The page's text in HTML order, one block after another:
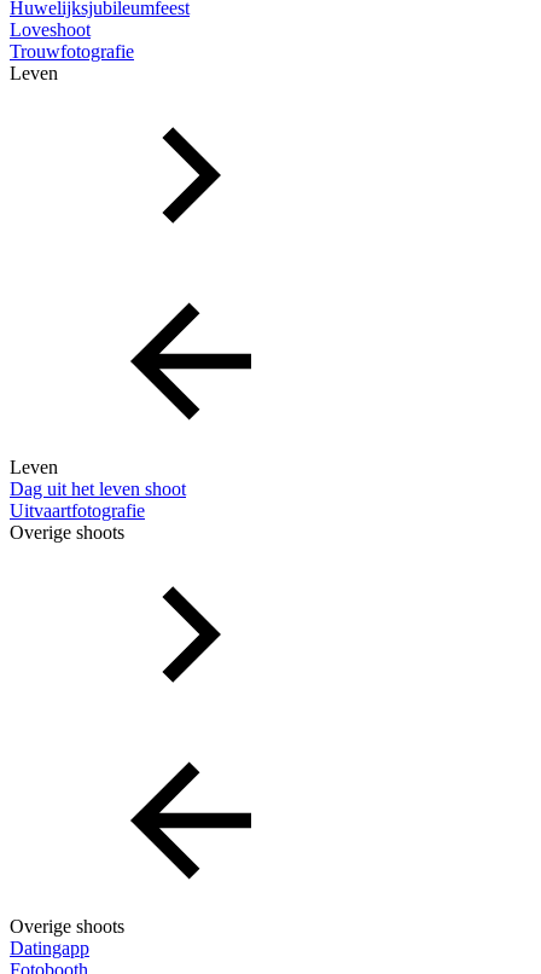
Huwelijksjubileumfeest
Loveshoot
Trouwfotografie
Leven
Leven
Dag uit het leven shoot
Uitvaartfotografie
Overige shoots
Overige shoots
Datingapp
Fotobooth